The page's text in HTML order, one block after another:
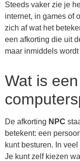
Steeds vaker zie je
internet, in games of
zich af wat het
een afkorting die uit
maar inmiddels
Wat is
De afkorting NPC
betekent: een
kunt besturen. In
Je kunt zelf kiezen